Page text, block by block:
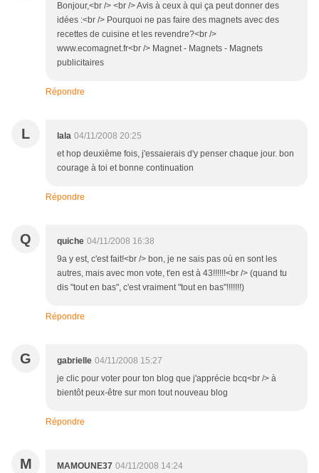
Bonjour,<br /> <br /> Avis à ceux à qui ça peut donner des
idées :<br /> Pourquoi ne pas faire des magnets avec des
recettes de cuisine et les revendre?<br />
www.ecomagnet.fr<br /> Magnet - Magnets - Magnets
publicitaires
Répondre
L lala 04/11/2008 20:25
et hop deuxième fois, j'essaierais d'y penser chaque jour. bon
courage à toi et bonne continuation
Répondre
Q quiche 04/11/2008 16:38
9a y est, c'est fait!<br /> bon, je ne sais pas où en sont les
autres, mais avec mon vote, t'en est à 43!!!!!!<br /> (quand tu
dis "tout en bas", c'est vraiment "tout en bas"!!!!!!!)
Répondre
G gabrielle 04/11/2008 15:27
je clic pour voter pour ton blog que j'apprécie bcq<br /> à
bientôt peux-être sur mon tout nouveau blog
Répondre
M MAMOUNE37 04/11/2008 14:24